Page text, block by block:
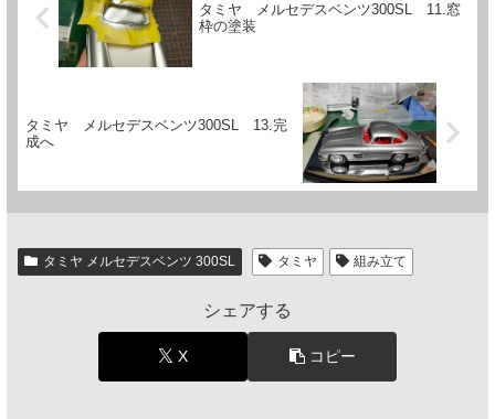
タミヤ メルセデスベンツ300SL 11.窓
枠の塗装
タミヤ メルセデスベンツ300SL 13.完
成へ
タミヤ メルセデスベンツ 300SL タミヤ 組み立て
シェアする
X コピー